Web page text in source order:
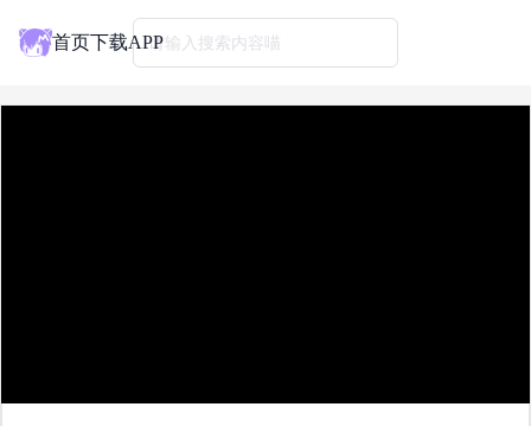
首页下载APP请输入搜索内容喵